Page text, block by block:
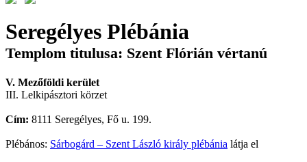
Seregélyes Plébánia
Templom titulusa: Szent Flórián vértanú
V. Mezőföldi kerület
III. Lelkipásztori körzet
Cím: 8111 Seregélyes, Fő u. 199.
Plébános: Sárbogárd – Szent László király plébánia látja el